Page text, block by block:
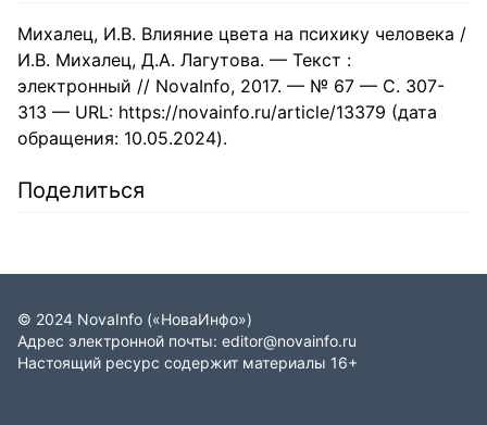
Михалец, И.В. Влияние цвета на психику человека /
И.В. Михалец, Д.А. Лагутова. — Текст :
электронный // NovaInfo, 2017. — № 67 — С. 307-
313 — URL: https://novainfo.ru/article/13379 (дата
обращения: 10.05.2024).
Поделиться
© 2024 NovaInfo («НоваИнфо»)
Адрес электронной почты: editor@novainfo.ru
Настоящий ресурс содержит материалы 16+